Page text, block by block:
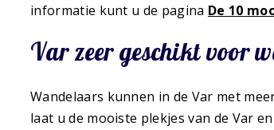
informatie kunt u de pagina De 10
Var zeer geschikt voor
Wandelaars kunnen in de Var met
laat u de mooiste plekjes van de Var